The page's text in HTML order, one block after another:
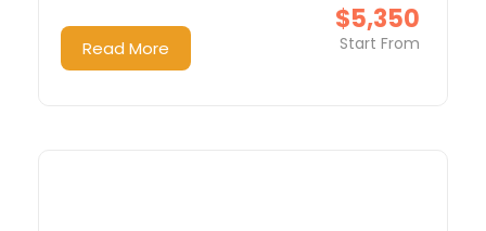
$5,350
Start From
Read More